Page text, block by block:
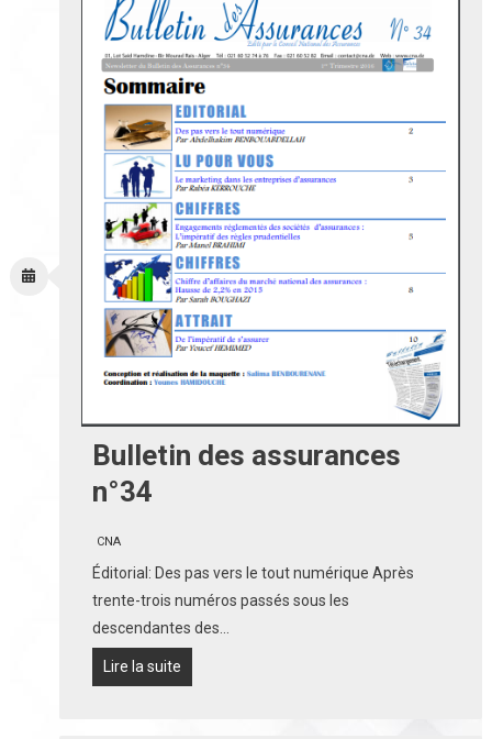
Bulletin des assurances
n°34
CNA
Éditorial: Des pas vers le tout numérique Après
trente-trois numéros passés sous les
descendantes des…
Lire la suite